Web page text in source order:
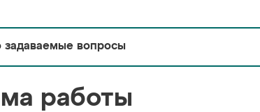
задаваемые вопросы
работы